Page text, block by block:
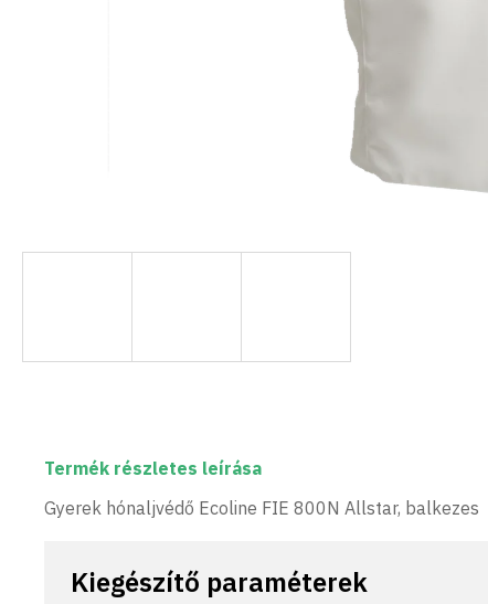
Termék részletes leírása
Gyerek hónaljvédő Ecoline FIE 800N Allstar, balkezes
Kiegészítő paraméterek